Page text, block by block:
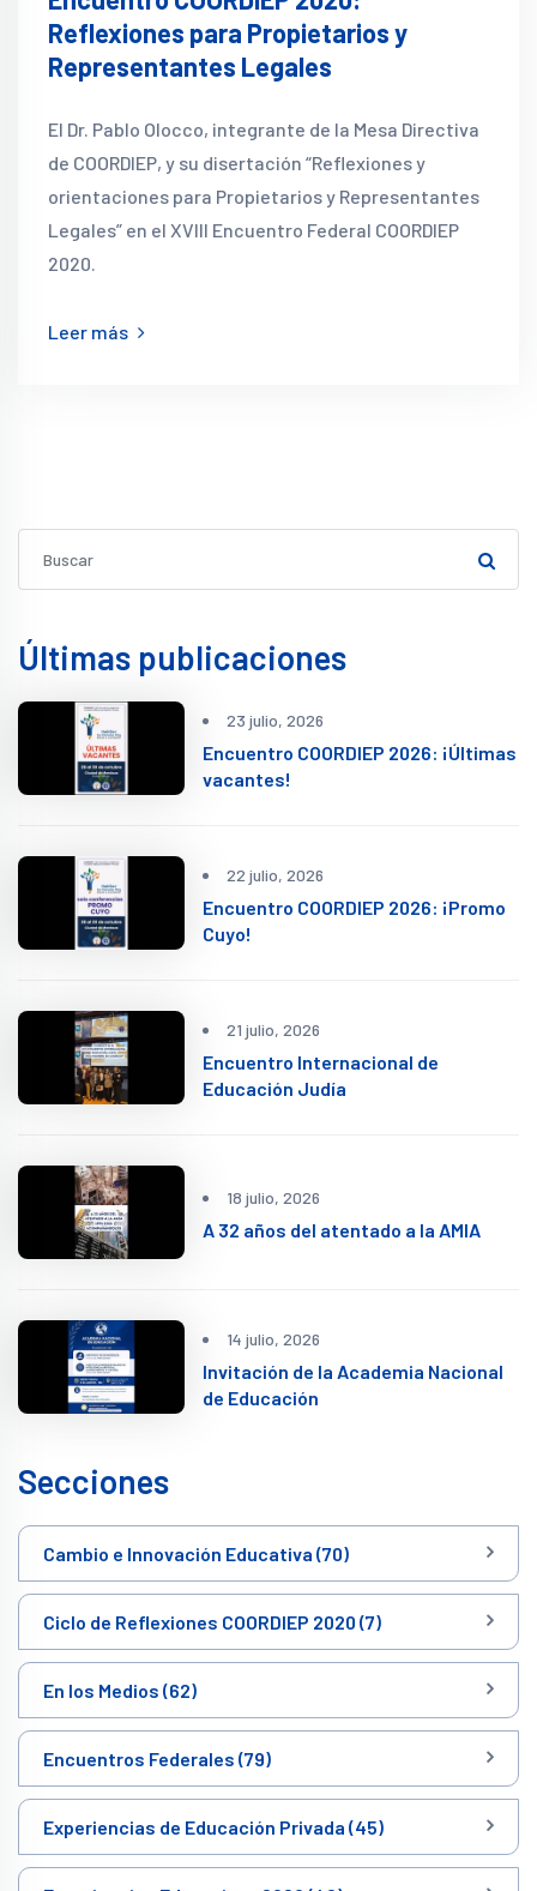
Reflexiones para Propietarios y
Representantes Legales
El Dr. Pablo Olocco, integrante de la Mesa Directiva
de COORDIEP, y su disertación “Reflexiones y
orientaciones para Propietarios y Representantes
Legales” en el XVIII Encuentro Federal COORDIEP
2020.
Leer más
Últimas publicaciones
23 julio, 2026
Encuentro COORDIEP 2026: ¡Últimas
vacantes!
22 julio, 2026
Encuentro COORDIEP 2026: ¡Promo
Cuyo!
21 julio, 2026
Encuentro Internacional de
Educación Judía
18 julio, 2026
A 32 años del atentado a la AMIA
14 julio, 2026
Invitación de la Academia Nacional
de Educación
Secciones
Cambio e Innovación Educativa (70)
Ciclo de Reflexiones COORDIEP 2020 (7)
En los Medios (62)
Encuentros Federales (79)
Experiencias de Educación Privada (45)